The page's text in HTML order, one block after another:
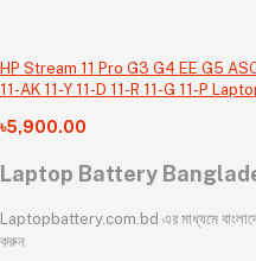
HP Stream 11 Pro G3 G4 EE G5
11-AK 11-Y 11-D 11-R 11-G 11-P
৳5,900.00
Laptop Battery
Laptopbattery.com.bd এর মাধ্যমে
করুন